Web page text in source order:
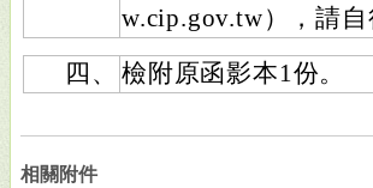
w.cip.gov.tw），請自
四、
檢附原函影本1份。
相關附件